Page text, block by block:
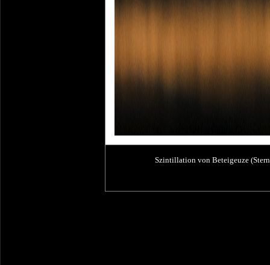
Szintillation von Beteigeuze